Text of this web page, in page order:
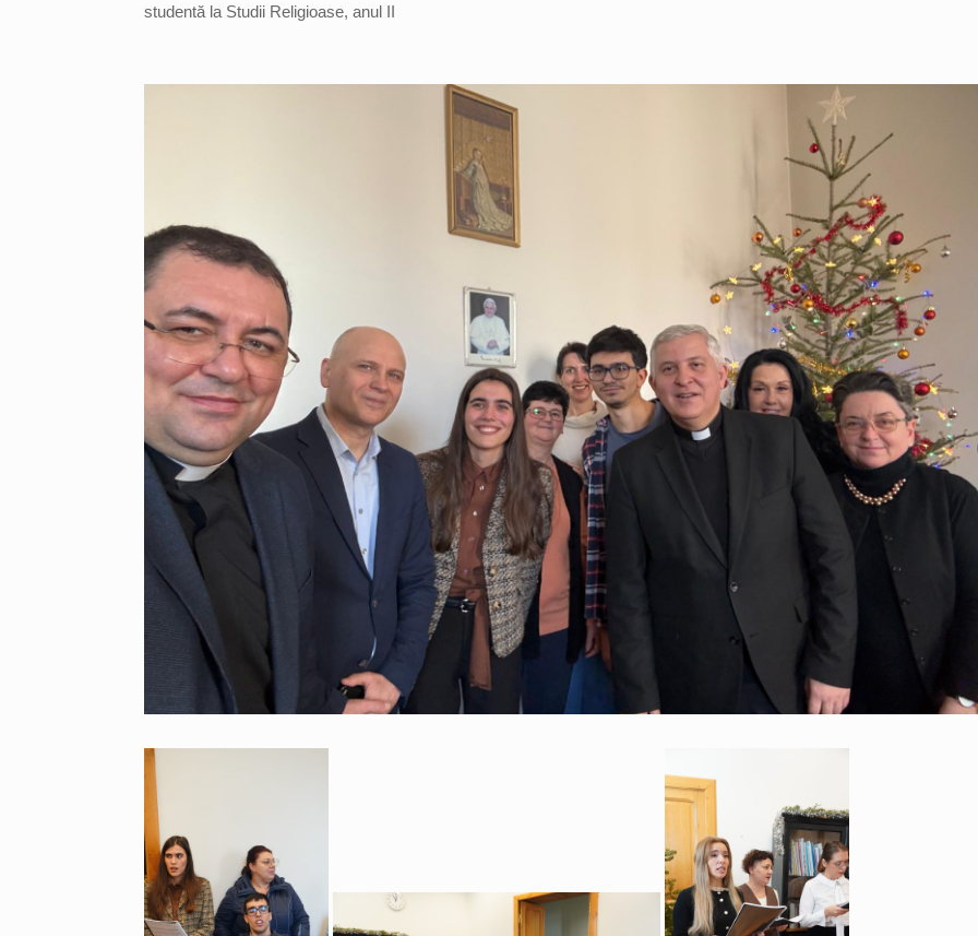
studentă la Studii Religioase, anul II